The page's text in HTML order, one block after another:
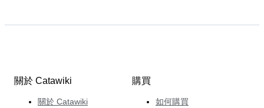
關於 Catawiki
關於 Catawiki
購買
如何購買